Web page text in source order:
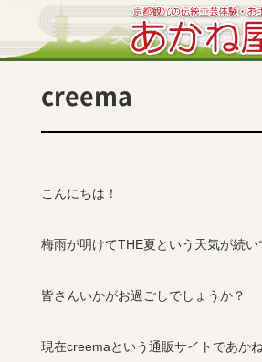
creema
こんにちは！
梅雨が明けてTHE夏という天気が続
皆さんいかがお過ごしでしょうか？
現在creemaという通販サイトであか